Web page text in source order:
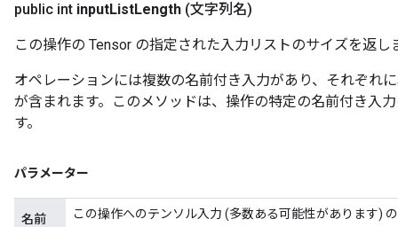
public int inputListLength (文字列名)
この操作の Tensor の指定された入力リストのサイズを返し
オペレーションには複数の名前付き入力があり、それぞれ
が含まれます。このメソッドは、操作の特定の名前付き入
す。
パラメーター
名前 この操作へのテンソル入力 (多数ある可能性があります)